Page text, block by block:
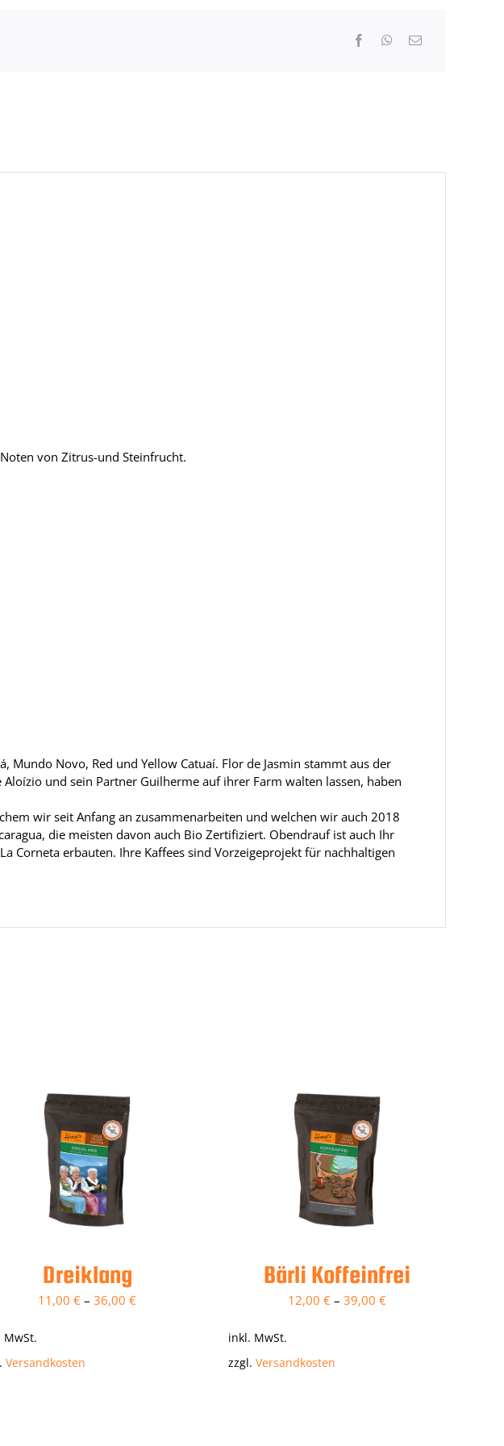
von Zitrus-und Steinfrucht.
Mundo Novo, Red und Yellow Catuaí. Flor de Jasmin stammt aus der
und sein Partner Guilherme auf ihrer Farm walten lassen, haben
wir seit Anfang an zusammenarbeiten und welchen wir auch 2018
die meisten davon auch Bio Zertifiziert. Obendrauf ist auch Ihr
Corneta erbauten. Ihre Kaffees sind Vorzeigeprojekt für nachhaltigen
Dreiklang
11,00 € – 36,00 €
MwSt.
Versandkosten
Bärli Koffeinfrei
12,00 € – 39,00 €
inkl. MwSt.
zzgl. Versandkosten